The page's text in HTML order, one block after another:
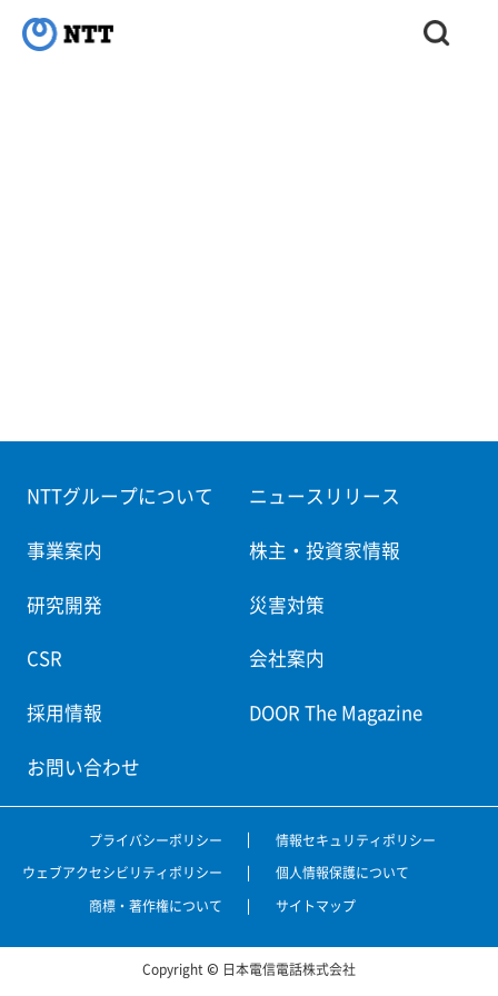
NTTグループについて ニュースリリース
事業案内 株主・投資家情報
研究開発 災害対策
CSR 会社案内
採用情報 DOOR The Magazine
お問い合わせ
プライバシーポリシー
情報セキュリティポリシー
ウェブアクセシビリティポリシー
個人情報保護について
商標・著作権について
サイトマップ
Copyright © 日本電信電話株式会社